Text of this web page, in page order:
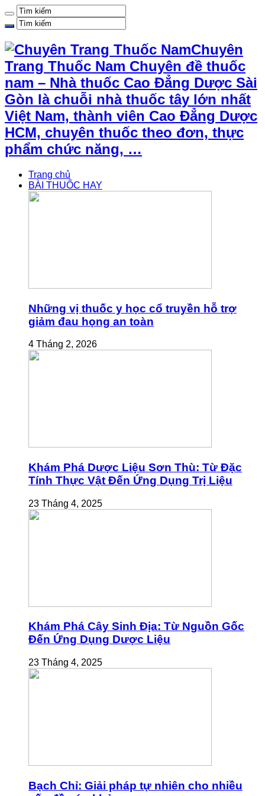
Chuyên
Trang Thuốc Nam Chuyên đề thuốc
nam – Nhà thuốc Cao Đẳng Dược Sài
Gòn là chuỗi nhà thuốc tây lớn nhất
Việt Nam, thành viên Cao Đẳng Dược
HCM, chuyên thuốc theo đơn, thực
phẩm chức năng, …
Trang chủ
BÀI THUỐC HAY
Những vị thuốc y học cổ truyền hỗ trợ
giảm đau họng an toàn
4 Tháng 2, 2026
Khám Phá Dược Liệu Sơn Thù: Từ Đặc
Tính Thực Vật Đến Ứng Dụng Trị Liệu
23 Tháng 4, 2025
Khám Phá Cây Sinh Địa: Từ Nguồn Gốc
Đến Ứng Dụng Dược Liệu
23 Tháng 4, 2025
Bạch Chỉ: Giải pháp tự nhiên cho nhiều